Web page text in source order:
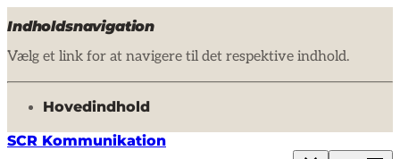
Indholdsnavigation
Vælg et link for at navigere til det respektive indhold.
gå til
Hovedindhold
SCR Kommunikation